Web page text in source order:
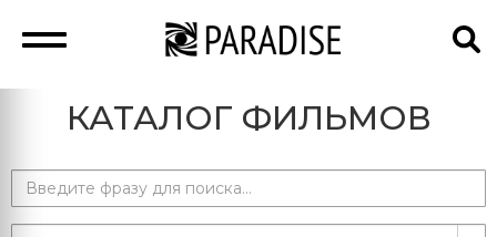
КАТАЛОГ ФИЛЬМОВ